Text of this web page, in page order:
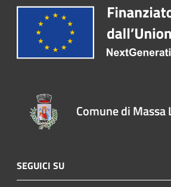
Comune di Massa
SEGUICI SU